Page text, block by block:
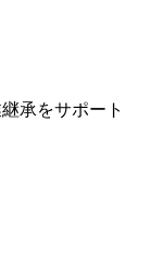
承をサポート